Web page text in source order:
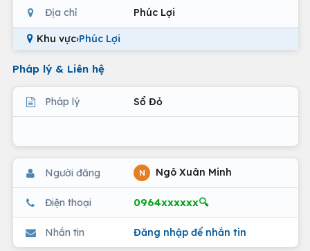
Địa chỉ Phúc Lợi
Khu vực›Phúc Lợi
Pháp lý & Liên hệ
Pháp lý Sổ Đỏ
Người đăng N Ngô Xuân Minh
Điện thoại 0964xxxxxx🔍
Nhắn tin Đăng nhập để nhắn tin